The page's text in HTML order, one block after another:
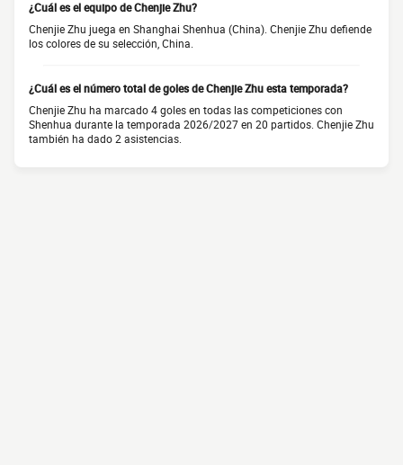
¿Cuál es el equipo de Chenjie Zhu?
Chenjie Zhu juega en Shanghai Shenhua (China). Chenjie Zhu defiende
los colores de su selección, China.
¿Cuál es el número total de goles de Chenjie Zhu esta temporada?
Chenjie Zhu ha marcado 4 goles en todas las competiciones con
Shenhua durante la temporada 2026/2027 en 20 partidos. Chenjie Zhu
también ha dado 2 asistencias.